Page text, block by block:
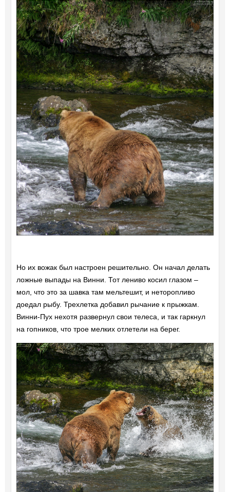
Но их вожак был настроен решительно. Он начал делать
ложные выпады на Винни. Тот лениво косил глазом –
мол, что это за шавка там мельтешит, и неторопливо
доедал рыбу. Трехлетка добавил рычание к прыжкам.
Винни-Пух нехотя развернул свои телеса, и так гаркнул
на гопников, что трое мелких отлетели на берег.